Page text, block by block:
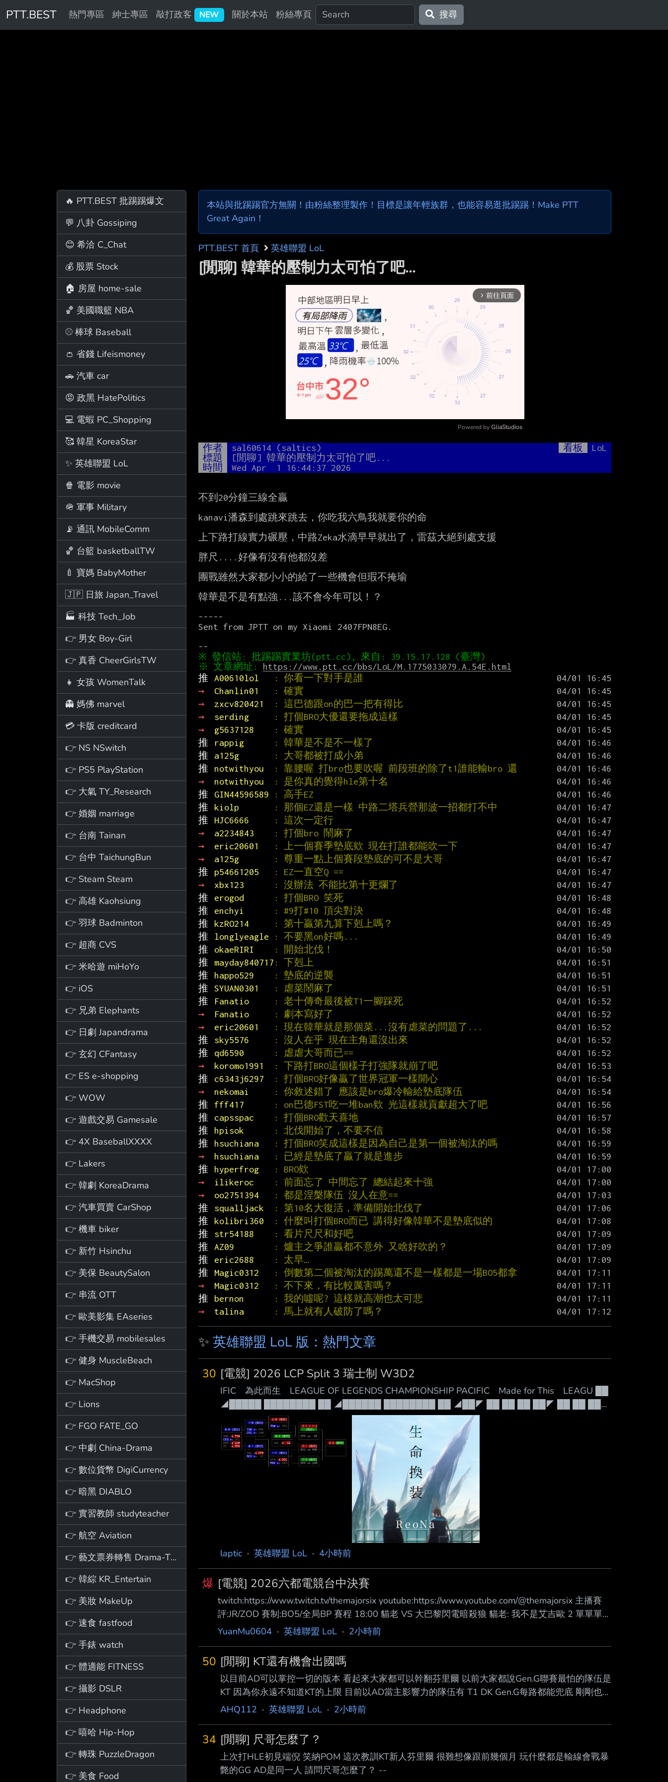
PTT.BEST 熱門專區 紳士專區 敲打政客 NEW 關於本站 粉絲專頁 搜尋
🔥 PTT.BEST 批踢踢爆文
💬 八卦 Gossiping
😊 希洽 C_Chat
💰 股票 Stock
🏠 房屋 home-sale
🏀 美國職籃 NBA
⚾ 棒球 Baseball
👛 省錢 Lifeismoney
🚗 汽車 car
😡 政黑 HatePolitics
💻 電蝦 PC_Shopping
🥰 韓星 KoreaStar
✨ 英雄聯盟 LoL
🍿 電影 movie
🪖 軍事 Military
📡 通訊 MobileComm
🏀 台籃 basketballTW
🍼 寶媽 BabyMother
🇯🇵 日旅 Japan_Travel
🏭 科技 Tech_Job
👉 男女 Boy-Girl
👉 真香 CheerGirlsTW
👧 女孩 WomenTalk
👻 媽佛 marvel
💳 卡版 creditcard
👉 NS NSwitch
👉 PS5 PlayStation
👉 大氣 TY_Research
👉 婚姻 marriage
👉 台南 Tainan
👉 台中 TaichungBun
👉 Steam Steam
👉 高雄 Kaohsiung
👉 羽球 Badminton
👉 超商 CVS
👉 米哈遊 miHoYo
👉 iOS
👉 兄弟 Elephants
👉 日劇 Japandrama
👉 玄幻 CFantasy
👉 ES e-shopping
👉 WOW
👉 遊戲交易 Gamesale
👉 4X BaseballXXXX
👉 Lakers
👉 韓劇 KoreaDrama
👉 汽車買賣 CarShop
👉 機車 biker
👉 新竹 Hsinchu
👉 美保 BeautySalon
👉 串流 OTT
👉 歐美影集 EAseries
👉 手機交易 mobilesales
👉 健身 MuscleBeach
👉 MacShop
👉 Lions
👉 FGO FATE_GO
👉 中劇 China-Drama
👉 數位貨幣 DigiCurrency
👉 暗黑 DIABLO
👉 實習教師 studyteacher
👉 航空 Aviation
👉 藝文票券轉售 Drama-Ticket
👉 韓綜 KR_Entertain
👉 美妝 MakeUp
👉 速食 fastfood
👉 手錶 watch
👉 體適能 FITNESS
👉 攝影 DSLR
👉 Headphone
👉 嘻哈 Hip-Hop
👉 轉珠 PuzzleDragon
👉 美食 Food
本站與批踢踢官方無關！由粉絲整理製作！目標是讓年輕族群，也能容易逛批踢踢！Make PTT
Great Again！
PTT.BEST 首頁 英雄聯盟 LoL
[閒聊] 韓華的壓制力太可怕了吧...
arrow_forward_ios 前往頁面
Powered by GliaStudios
作者 sal60614 (saltics) 看板
LoL
標題
[閒聊] 韓華的壓制力太可怕了吧...
時間
Wed Apr  1 16:44:37 2026
不到20分鐘三線全贏
kanavi潘森到處跳來跳去，你吃我六鳥我就要你的命
上下路打線實力碾壓，中路Zeka水滴早早就出了，雷茲大絕到處支援
胖尺....好像有沒有他都沒差
團戰雖然大家都小小的給了一些機會但瑕不掩瑜
韓華是不是有點強...該不會今年可以！？
-----
Sent from JPTT on my Xiaomi 2407FPN8EG.
※ 文章網址: https://www.ptt.cc/bbs/LoL/M.1775033079.A.54E.html
推 A00610lol : 你看一下對手是誰
→
Chanlin01 : 確實
→
zxcv820421 : 這巴德跟on的巴一把有得比
→
serding : 打個BRO大優還要拖成這樣
→
g5637128 : 確實
推
rappig : 韓華是不是不一樣了
推
a125g : 大哥都被打成小弟
推
notwithyou : 靠腰喔 打bro也要吹喔 前段班的除了t1誰能輸bro 還
→
notwithyou : 是你真的覺得hle第十名
推
GIN44596589 : 高手EZ
推
kiolp : 那個EZ還是一樣 中路二塔兵營那波一招都打不中
推
HJC6666 : 這次一定行
→
a2234843 : 打個bro 鬧麻了
→
eric20601 : 上一個賽季墊底欸 現在打誰都能吹一下
→
a125g : 尊重一點上個賽段墊底的可不是大哥
推
p54661205 : EZ一直空Q ==
→
xbx123 : 沒辦法 不能比第十更爛了
推
erogod : 打個BRO 笑死
推
enchyi : #9打#10 頂尖對決
推
kzRO214 : 第十贏第九算下剋上嗎？
推
longlyeagle : 不要黑on好嗎...
推
okaeRIRI : 開始北伐！
推
mayday840717 : 下剋上
推
happo529 : 墊底的逆襲
推 SYUAN0301 : 虐菜鬧麻了
推
Fanatio : 老十傳奇最後被T1一腳踩死
→
Fanatio : 劇本寫好了
→
eric20601 : 現在韓華就是那個菜...沒有虐菜的問題了...
推
sky5576 : 沒人在乎 現在主角還沒出來
推
qd6590 : 虐虐大哥而已==
→
koromo1991 : 下路打BRO這個樣子打強隊就崩了吧
推
c6343j6297 : 打個BRO好像贏了世界冠軍一樣開心
→
nekomai : 你敘述錯了 應該是bro爆冷輸給墊底隊伍
推
fff417 : on巴德FST吃一堆ban欸 光這樣就貢獻超大了吧
推
capsspac : 打個BRO歡天喜地
推
hpisok : 北伐開始了，不要不信
推
hsuchiana : 打個BRO笑成這樣是因為自己是第一個被淘汰的嗎
→
hsuchiana : 已經是墊底了贏了就是進步
推
hyperfrog : BRO欸
→
ilikeroc : 前面忘了 中間忘了 總結起來十強
→
oo2751394 : 都是涅槃隊伍 沒人在意==
推
squalljack : 第10名大復活，準備開始北伐了
推
kolibri360 : 什麼叫打個BRO而已 講得好像韓華不是墊底似的
推
str54188 : 看片尺尺和好吧
推 AZ09 : 爐主之爭誰贏都不意外 又啥好吹的？
推
eric2688 : 太早…
推
Magic0312 : 倒數第二個被淘汰的踢萬還不是一樣都是一場BO5都拿
→
Magic0312 : 不下來，有比較厲害嗎？
推
bernon : 我的噓呢? 這樣就高潮也太可悲
→
talina : 馬上就有人破防了嗎？
✨ 英雄聯盟 LoL 版：熱門文章
30 [電競] 2026 LCP Split 3 瑞士制 W3D2
IFIC 為此而生 LEAGUE OF LEGENDS CHAMPIONSHIP PACIFIC Made for This LEAGU ██
◢█████ ████████ ██ ◢██████ ████████ ██ ◢██◤ ██ ██ ██ ██◤ ██ ██ ██
██ ██ ██ ██ ██ █◤ ◢██ ██ ██ ████████ ██ ██ ███████◤ ██ ██◣ ███ █◤
◥██◣ ███ ███████ ◥██████ ███ ███████ ◥█████ ███ 202
laptic · 英雄聯盟 LoL · 4小時前
爆 [電競] 2026六都電競台中決賽
twitch:https://www.twitch.tv/themajorsix youtube:https://www.youtube.com/@themajorsix 主播賽
評:JR/ZOD 賽制:BO5/全局BP 賽程 18:00 貓老 VS 大巴黎閃電暗殺狼 貓老: 我不是艾吉歐 2 單單單單
單單單單 全場唯二真預言家 細節不夠 瓜中之瓜 一槍穿雲 大巴黎閃電暗殺狼: 夜奏花 (我愛手錶123)
YuanMu0604 · 英雄聯盟 LoL · 2小時前
50 [閒聊] KT還有機會出國嗎
以目前AD可以掌控一切的版本 看起來大家都可以幹翻芬里爾 以前大家都說Gen.G聯賽最怕的隊伍是
KT 因為你永遠不知道KT的上限 目前以AD當主影響力的隊伍有 T1 DK Gen.G每路都能兜底 剛剛也是
輾壓了 HLE還有MSI冠軍 這樣今年KT有機會嗎 一樓ROXSMEB ----- Sent from JPTT on my iPhone
AHQ112 · 英雄聯盟 LoL · 2小時前
34 [閒聊] 尺哥怎麼了？
上次打HLE初見端倪 笑納POM 這次教訓KT新人芬里爾 很難想像跟前幾個月 玩什麼都是輸線會戰暴
斃的GG AD是同一人 請問尺哥怎麼了？ --